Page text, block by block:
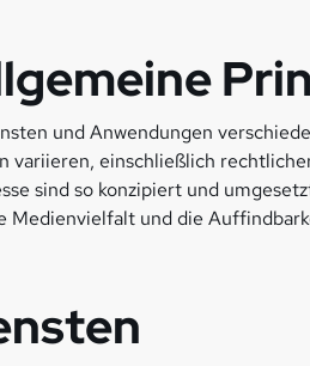
und Anwendungen
variieren, einschließlich
sind so konzipiert und
und die